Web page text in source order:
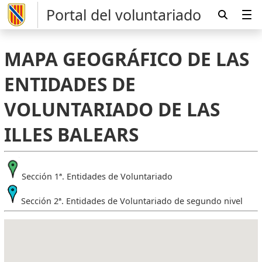
Portal del voluntariado
MAPA GEOGRÁFICO DE LAS
ENTIDADES DE
VOLUNTARIADO DE LAS
ILLES BALEARS
Sección 1ª. Entidades de Voluntariado
Sección 2ª. Entidades de Voluntariado de segundo nivel